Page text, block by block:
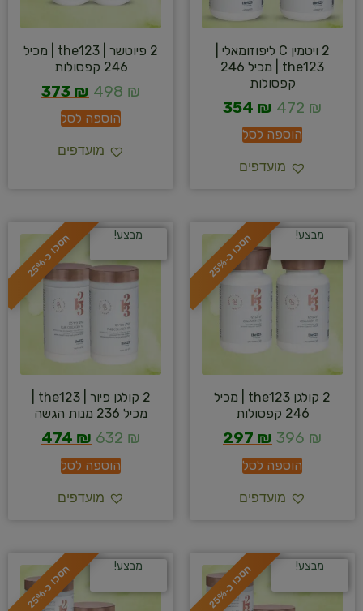
2 ויטמין C ליפוזומאלי |
the123 | מכיל 246
קפסולות
472 ₪
354 ₪
הוספה לסל
מועדפים
2 פיוטשר | the123 | מכיל
246 קפסולות
498 ₪
373 ₪
הוספה לסל
מועדפים
ח
ס
כ
ו
כ
-
2
5
% מבצע!
2 קולגן the123 | מכיל
246 קפסולות
396 ₪
297 ₪
הוספה לסל
מועדפים
ח
ס
כ
ו
כ
-
2
5
% מבצע!
מכיל 236 מנות הגשה
632 ₪
474 ₪
הוספה לסל
מועדפים
ח
ס
כ
ו
כ
-
2
5
% מבצע! ח
ס
כ
ו
כ
-
2
5
% מבצע!